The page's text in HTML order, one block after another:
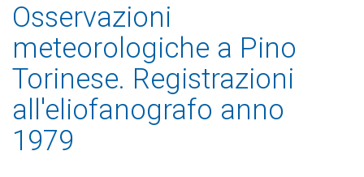
Osservazioni
meteorologiche a Pino
Torinese. Registrazioni
all'eliofanografo anno
1979